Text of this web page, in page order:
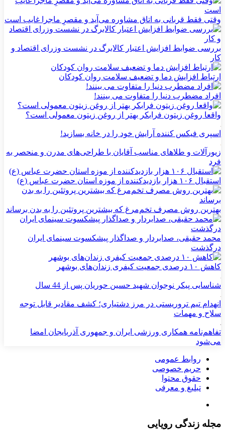
وقتی فقط قربانی به اتاق مشاوره می‌آید و مقصرِ ماجرا غایب است
بررسی ضوابط افزایش اعتبار کالابرگ در نشست وزرای اقتصاد و
کار
ارتباط افزایش دما و تضعیف سلامت روان کودکان
افراد مضطرب دنیا را متفاوت می بینند!
واقعا روغن زیتون فرابکر بهتر از روغن زیتون معمولی است؟
اسپری فیکس کننده آرایش خود را در خانه بسازید!
زیورآلات و طلاهای مناسب آقایان با طراحی‌های مدرن و منحصر به
فرد
استقبال ۱۰۶ هزار بازدیدکننده از موزه استان حضرت عباس (ع)
بهترین روش مصرف تخم‌مرغ که بیشترین پروتئین را به بدن برساند
محمد حقیقی، صدابردار و صداگذار پیشکسوت سینمای ایران
درگذشت
کاهش ۱۰ درصدی جمعیت کیفری زندان‌های بوشهر
شناسایی پیکر نوجوان شهید حسین حوریان پس از 44 سال
انهدام تیم تروریستی در مرز دشتیاری؛ کشف مقادیر قابل توجه
سلاح و مهمات
تفاهم‌نامه همکاری ورزشی ایران و جمهوری آذربایجان امضا
می‌شود
روابط عمومی
حریم خصوصی
حقوق محتوا
تبلیغ و معرفی
مجله زندگی رویایی